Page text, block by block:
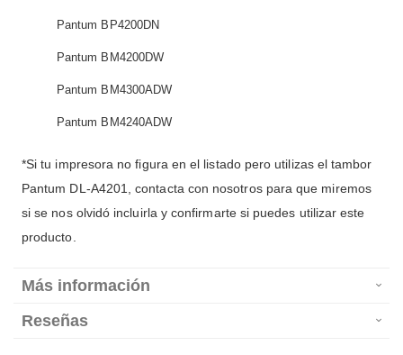
Pantum BP4200DN
Pantum BM4200DW
Pantum BM4300ADW
Pantum BM4240ADW
*Si tu impresora no figura en el listado pero utilizas el tambor
Pantum DL-A4201, contacta con nosotros para que miremos
si se nos olvidó incluirla y confirmarte si puedes utilizar este
producto.
Más información
Reseñas